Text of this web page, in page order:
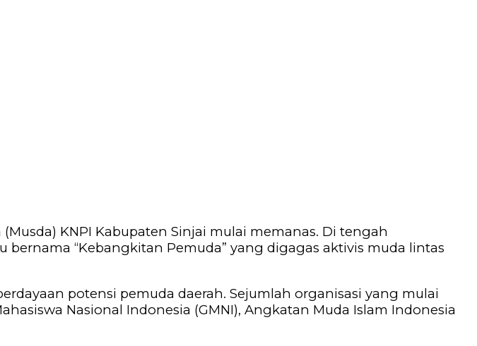
KNPI Kabupaten Sinjai mulai memanas. Di tengah
“Kebangkitan Pemuda” yang digagas aktivis muda lintas
potensi pemuda daerah. Sejumlah organisasi yang mulai
Nasional Indonesia (GMNI), Angkatan Muda Islam Indonesia